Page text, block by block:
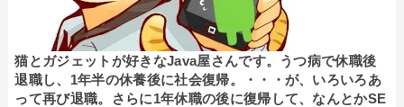
猫とガジェットが好きなJava屋さんです。うつ病で休職後
退職し、1年半の休養後に社会復帰。・・・が、いろいろあ
って再び退職。さらに1年休職の後に復帰して、なんとかSE